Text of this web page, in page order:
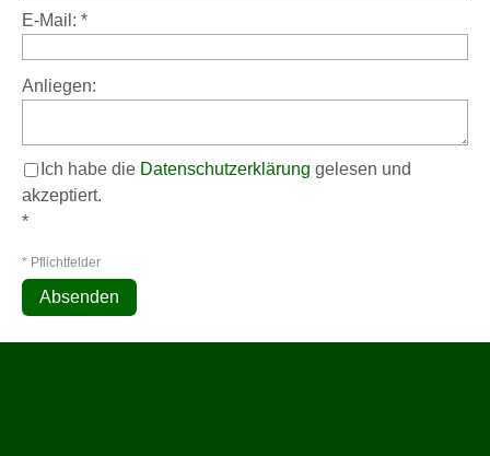
E-Mail:*
Anliegen:
Ich habe die Datenschutzerklärung gelesen und
akzeptiert.
*
* Pflichtfelder
Absenden